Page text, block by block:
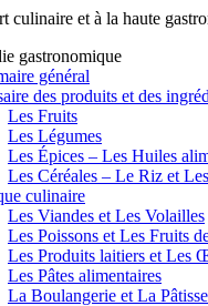
culinaire et à la haute
gastronomique
général
des produits et des
Les Fruits
Les Légumes
Les Épices – Les Huiles
Les Céréales – Le Riz et
culinaire
Les Viandes et Les Volailles
Les Poissons et Les Fruits
Les Produits laitiers et Les
Les Pâtes alimentaires
La Boulangerie et La